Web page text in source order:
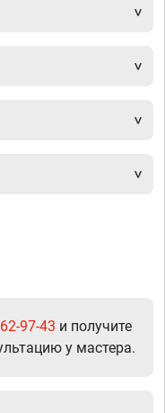
97-43 и получите
у мастера.